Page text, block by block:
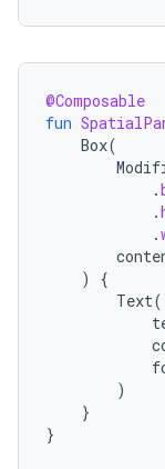
@Composable
fun
Box(
.
.
.
)
{
Text(
)
}
}